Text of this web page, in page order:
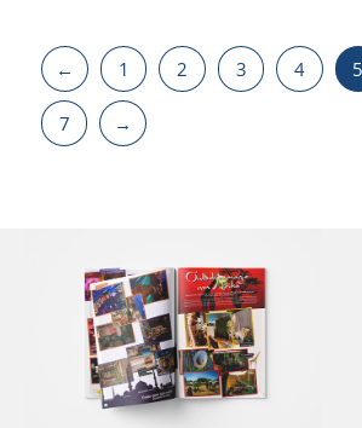
← 1 2 3 4 5
7 →